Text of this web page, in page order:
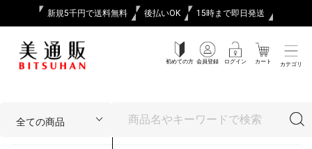
新規5千円で送料無料 後払いOK 15時まで即日発送
初めての方 会員登録 ログイン カート カテゴリ